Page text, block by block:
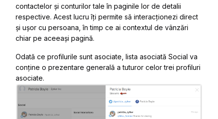
contactelor și conturilor tale în paginile lor de detalii
respective. Acest lucru îți permite să interacționezi direct
și ușor cu persoana, în timp ce ai contextul de vânzări
chiar pe aceeași pagină.
Odată ce profilurile sunt asociate, lista asociată Social va
conține o prezentare generală a tuturor celor trei profiluri
asociate.